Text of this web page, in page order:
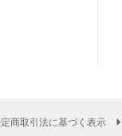
商取引法に基づく表示